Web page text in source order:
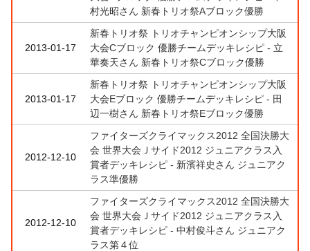
村光昭さん 新春トリオ祭Aブロック優勝
2013-01-17
新春トリオ祭 トリオチャンピオンシップ大阪
大会Cブロック 優勝チームデッキレシピ - 立
華奏天さん 新春トリオ祭Cブロック優勝
2013-01-17
新春トリオ祭 トリオチャンピオンシップ大阪
大会Eブロック 優勝チームデッキレシピ - 田
辺一樹さん 新春トリオ祭Eブロック優勝
2012-12-10
ファイターズクライマックス2012 全国決勝大
会 世界大会Ｊサイド2012 ジュニアクラス入
賞者デッキレシピ - 新濱祥史さん ジュニアク
ラス準優勝
2012-12-10
ファイターズクライマックス2012 全国決勝大
会 世界大会Ｊサイド2012 ジュニアクラス入
賞者デッキレシピ - 中村俊斗さん ジュニアク
ラス第４位